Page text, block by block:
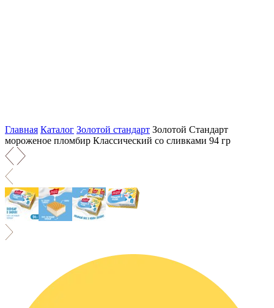
Главная Каталог Золотой стандарт Золотой Стандарт
мороженое пломбир Классический со сливками 94 гр